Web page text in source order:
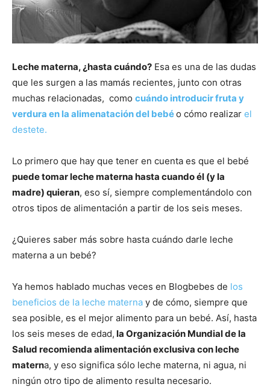
Leche materna, ¿hasta cuándo? Esa es una de las dudas
que les surgen a las mamás recientes, junto con otras
muchas relacionadas, como cuándo introducir fruta y
verdura en la alimenatación del bebéo cómo realizar el
destete.
Lo primero que hay que tener en cuenta es que el bebé
puede tomar leche materna hasta cuando él (y la
madre) quieran, eso sí, siempre complementándolo con
otros tipos de alimentación a partir de los seis meses.
¿Quieres saber más sobre hasta cuándo darle leche
materna a un bebé?
Ya hemos hablado muchas veces en Blogbebes de los
beneficios de la leche materna y de cómo, siempre que
sea posible, es el mejor alimento para un bebé. Así, hasta
los seis meses de edad, la Organización Mundial de la
Salud recomienda alimentación exclusiva con leche
materna, y eso significa sólo leche materna, ni agua, ni
ningún otro tipo de alimento resulta necesario.